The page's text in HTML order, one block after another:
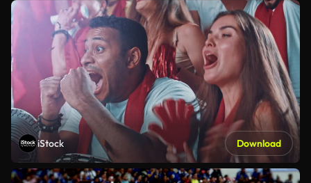
iStock Download